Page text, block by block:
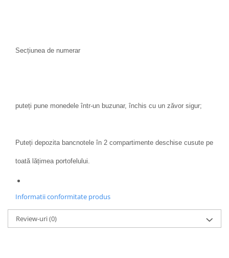
Secțiunea de numerar
puteți pune monedele într-un buzunar, închis cu un zăvor sigur;
Puteți depozita bancnotele în 2 compartimente deschise cusute pe
toată lățimea portofelului.
Informatii conformitate produs
Review-uri(0)